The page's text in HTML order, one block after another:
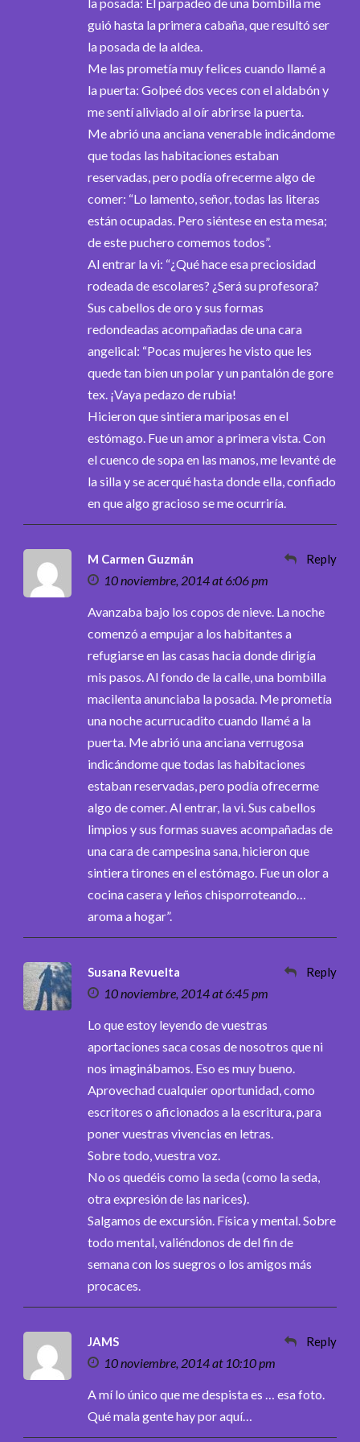
guió hasta la primera cabaña, que resultó ser
la posada de la aldea.
Me las prometía muy felices cuando llamé a
la puerta: Golpeé dos veces con el aldabón y
me sentí aliviado al oír abrirse la puerta.
Me abrió una anciana venerable indicándome
que todas las habitaciones estaban
reservadas, pero podía ofrecerme algo de
comer: “Lo lamento, señor, todas las literas
están ocupadas. Pero siéntese en esta mesa;
de este puchero comemos todos”.
Al entrar la vi: “¿Qué hace esa preciosidad
rodeada de escolares? ¿Será su profesora?
Sus cabellos de oro y sus formas
redondeadas acompañadas de una cara
angelical: “Pocas mujeres he visto que les
quede tan bien un polar y un pantalón de gore
tex. ¡Vaya pedazo de rubia!
Hicieron que sintiera mariposas en el
estómago. Fue un amor a primera vista. Con
el cuenco de sopa en las manos, me levanté de
la silla y se acerqué hasta donde ella, confiado
en que algo gracioso se me ocurriría.
M Carmen Guzmán
10 noviembre, 2014 at 6:06 pm
Reply
Avanzaba bajo los copos de nieve. La noche
comenzó a empujar a los habitantes a
refugiarse en las casas hacia donde dirigía
mis pasos. Al fondo de la calle, una bombilla
macilenta anunciaba la posada. Me prometía
una noche acurrucadito cuando llamé a la
puerta. Me abrió una anciana verrugosa
indicándome que todas las habitaciones
estaban reservadas, pero podía ofrecerme
algo de comer. Al entrar, la vi. Sus cabellos
limpios y sus formas suaves acompañadas de
una cara de campesina sana, hicieron que
sintiera tirones en el estómago. Fue un olor a
cocina casera y leños chisporroteando…
aroma a hogar”.
Susana Revuelta
10 noviembre, 2014 at 6:45 pm
Reply
Lo que estoy leyendo de vuestras
aportaciones saca cosas de nosotros que ni
nos imaginábamos. Eso es muy bueno.
Aprovechad cualquier oportunidad, como
escritores o aficionados a la escritura, para
poner vuestras vivencias en letras.
Sobre todo, vuestra voz.
No os quedéis como la seda (como la seda,
otra expresión de las narices).
Salgamos de excursión. Física y mental. Sobre
todo mental, valiéndonos de del fin de
semana con los suegros o los amigos más
procaces.
JAMS
10 noviembre, 2014 at 10:10 pm
Reply
A mí lo único que me despista es … esa foto.
Qué mala gente hay por aquí…